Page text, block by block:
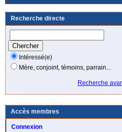
Recherche directe
Intéressé(e)
Mère, conjoint, témoins, parrain...
Recherche
Accès membres
Connexion